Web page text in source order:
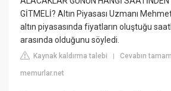
GİTMELİ? Altın Piyasası Uzmanı
altın piyasasında fiyatların oluştuğu
arasında olduğunu söyledi.
Kaynak kaldırma talebi |Cevabın
memurlar.net